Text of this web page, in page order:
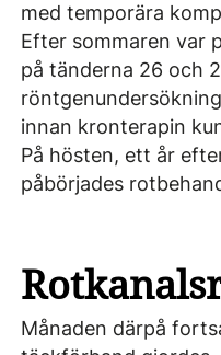
med tempo­rära
Efter sommaren var
på tänderna 26 och
innan kron­terapin
På hösten, ett år
påbörjades
Månaden därpå